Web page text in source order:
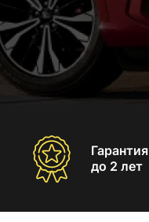
Гарантия
до 2 лет